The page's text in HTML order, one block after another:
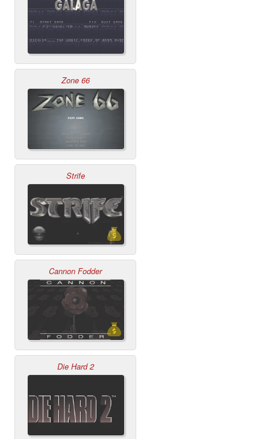
Zone 66
Strife
Cannon Fodder
Die Hard 2